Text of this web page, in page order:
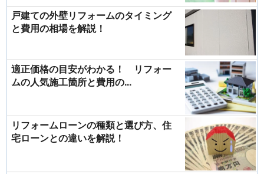
戸建ての外壁リフォームのタイミング
と費用の相場を解説！
適正価格の目安がわかる！ リフォー
ムの人気施工箇所と費用の...
リフォームローンの種類と選び方、住
宅ローンとの違いを解説！